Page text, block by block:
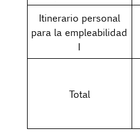
Itinerario personal
para la empleabilidad
I
Total